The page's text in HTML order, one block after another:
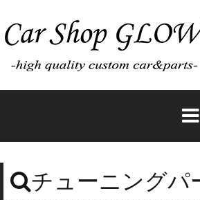
チューニングパ